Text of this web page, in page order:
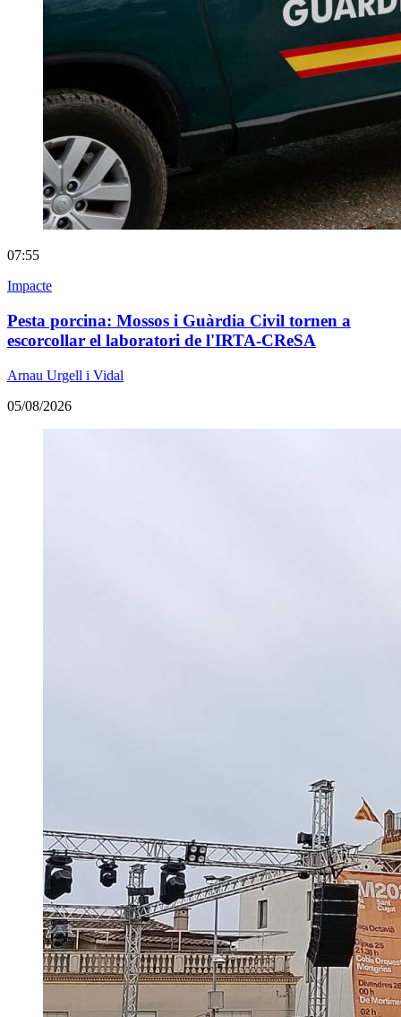
07:55
Impacte
Pesta porcina: Mossos i Guàrdia Civil tornen a
escorcollar el laboratori de l'IRTA-CReSA
Arnau Urgell i Vidal
05/08/2026